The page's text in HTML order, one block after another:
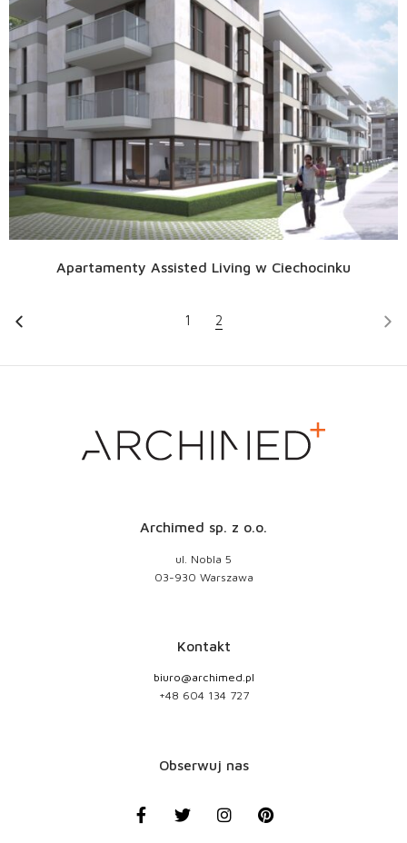
Apartamenty Assisted Living w Ciechocinku
1 2
Archimed sp. z o.o.
ul. Nobla 5
03-930 Warszawa
Kontakt
biuro@archimed.pl
+48 604 134 727
Obserwuj nas